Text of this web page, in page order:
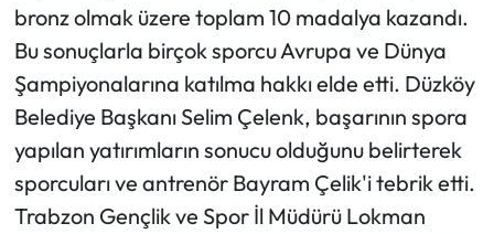
bronz olmak üzere toplam 10 madalya kazandı.
Bu sonuçlarla birçok sporcu Avrupa ve Dünya
Şampiyonalarına katılma hakkı elde etti. Düzköy
Belediye Başkanı Selim Çelenk, başarının spora
yapılan yatırımların sonucu olduğunu belirterek
sporcuları ve antrenör Bayram Çelik'i tebrik etti.
Trabzon Gençlik ve Spor İl Müdürü Lokman
Turizm
Teknoloji